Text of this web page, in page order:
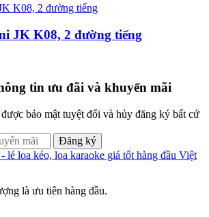
JK K08, 2 đường tiếng
tin ưu đãi và khuyến mãi
bảo mật tuyệt đối và hủy đăng ký bất cứ
Đăng ký
là ưu tiên hàng đầu.